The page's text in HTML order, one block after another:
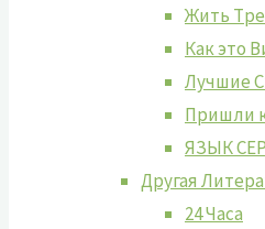
Жить
Как это
Лучшие
Пришли
ЯЗЫК
Другая
24 Часа